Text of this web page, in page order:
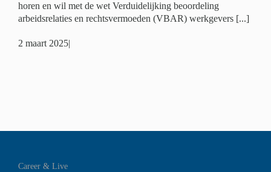
horen en wil met de wet Verduidelijking beoordeling
arbeidsrelaties en rechtsvermoeden (VBAR) werkgevers [...]
2 maart 2025|
Career & Live